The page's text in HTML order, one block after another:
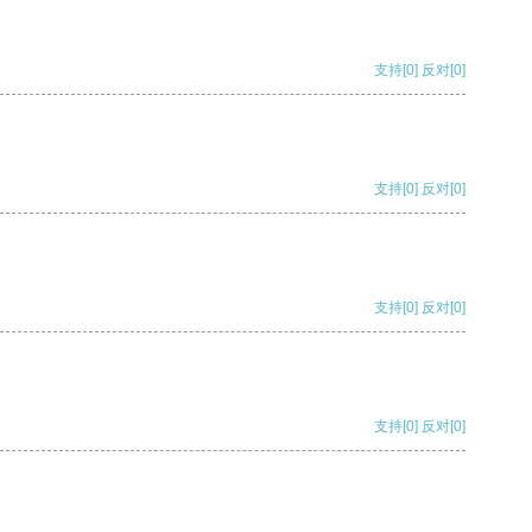
支持[0] 反对[0]
支持[0] 反对[0]
支持[0] 反对[0]
支持[0] 反对[0]